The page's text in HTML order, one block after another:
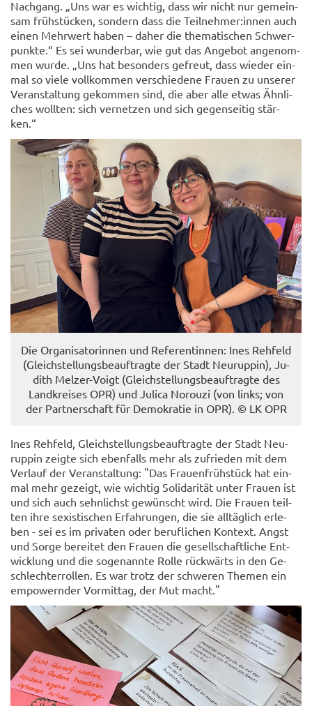
Nach­gang. „Uns war es wich­tig, dass wir nicht nur ge­mein­
sam früh­stü­cken, son­dern dass die Teil­neh­mer:innen auch
einen Mehr­wert haben – daher die the­ma­ti­schen Schwer­
punk­te.“ Es sei wun­der­bar, wie gut das An­ge­bot an­ge­nom­
men wurde. „Uns hat be­son­ders ge­freut, dass wie­der ein­
mal so viele voll­kom­men ver­schie­de­ne Frau­en zu un­se­rer
Ver­an­stal­tung ge­kom­men sind, die aber alle etwas Ähn­li­
ches woll­ten: sich ver­net­zen und sich ge­gen­sei­tig stär­
ken.“
Die Or­ga­ni­sa­to­rin­nen und Re­fe­ren­tin­nen: Ines Reh­feld
(Gleich­stel­lungs­be­auf­trag­te der Stadt Neu­rup­pin), Ju­
dith Melzer-​Voigt (Gleich­stel­lungs­be­auf­trag­te des
Land­krei­ses OPR) und Ju­li­ca No­rou­zi (von links; von
der Part­ner­schaft für De­mo­kra­tie in OPR). © LK OPR
Ines Reh­feld, Gleich­stel­lungs­be­auf­trag­te der Stadt Neu­
rup­pin zeig­te sich eben­falls mehr als zu­frie­den mit dem
Ver­lauf der Ver­an­stal­tung: "Das Frau­en­früh­stück hat ein­
mal mehr ge­zeigt, wie wich­tig So­li­da­ri­tät unter Frau­en ist
und sich auch sehn­lichst ge­wünscht wird. Die Frau­en teil­
ten ihre se­xis­ti­schen Er­fah­run­gen, die sie all­täg­lich er­le­
ben - sei es im pri­va­ten oder be­ruf­li­chen Kon­text. Angst
und Sorge be­rei­tet den Frau­en die ge­sell­schaft­li­che Ent­
wick­lung und die so­ge­nann­te Rolle rück­wärts in den Ge­
schlech­ter­rol­len. Es war trotz der schwe­ren The­men ein
em­powern­der Vor­mit­tag, der Mut macht."